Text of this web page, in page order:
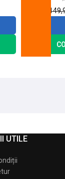
UTILE